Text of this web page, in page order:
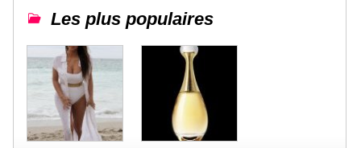
Les plus populaires